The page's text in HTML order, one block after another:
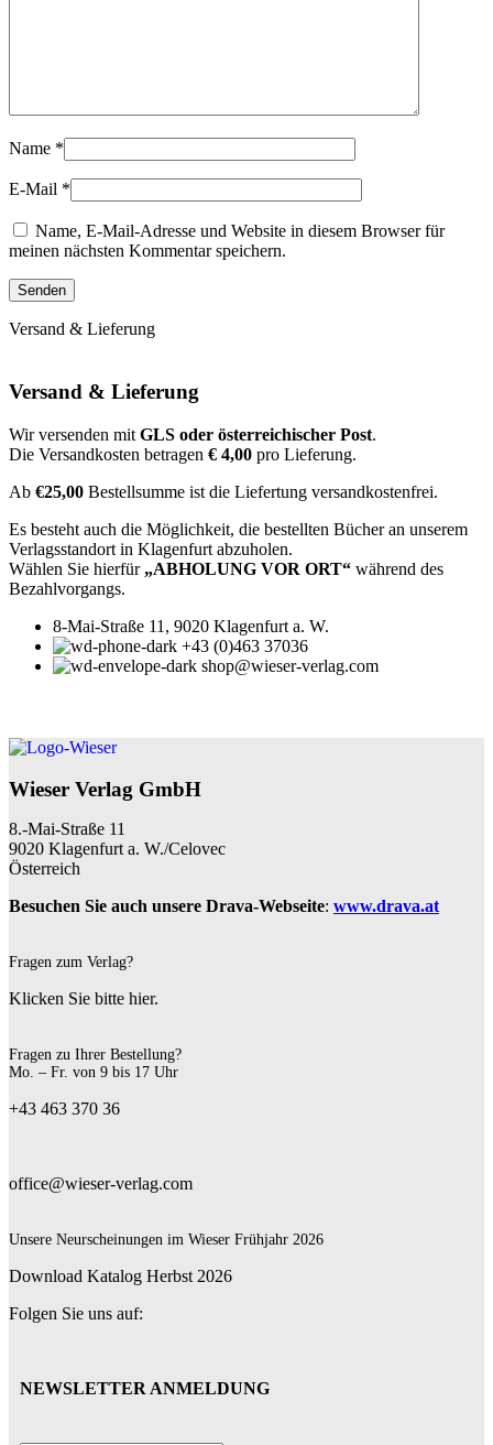
Name *
E-Mail *
Name, E-Mail-Adresse und Website in diesem Browser für
meinen nächsten Kommentar speichern.
Versand & Lieferung
Versand & Lieferung
Wir versenden mit GLS oder österreichischer Post.
Die Versandkosten betragen € 4,00 pro Lieferung.
Ab €25,00 Bestellsumme ist die Liefertung versandkostenfrei.
Es besteht auch die Möglichkeit, die bestellten Bücher an unserem
Verlagsstandort in Klagenfurt abzuholen.
Wählen Sie hierfür „ABHOLUNG VOR ORT“ während des
Bezahlvorgangs.
8-Mai-Straße 11, 9020 Klagenfurt a. W.
+43 (0)463 37036
shop@wieser-verlag.com
Wieser Verlag GmbH
8.-Mai-Straße 11
9020 Klagenfurt a. W./Celovec
Österreich
Besuchen Sie auch unsere Drava-Webseite: www.drava.at
Fragen zum Verlag?
Klicken Sie bitte hier.
Fragen zu Ihrer Bestellung?
Mo. – Fr. von 9 bis 17 Uhr
+43 463 370 36
office@wieser-verlag.com
Unsere Neurscheinungen im Wieser Frühjahr 2026
Download Katalog Herbst 2026
Folgen Sie uns auf:
NEWSLETTER ANMELDUNG